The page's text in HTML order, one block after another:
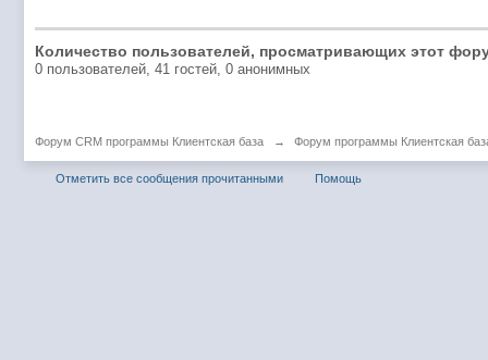
Количество пользователей, просматривающих этот
0 пользователей, 41 гостей, 0 анонимных
Форум CRM программы Клиентская база → Форум программы Клиентская
Отметить все сообщения прочитанными Помощь